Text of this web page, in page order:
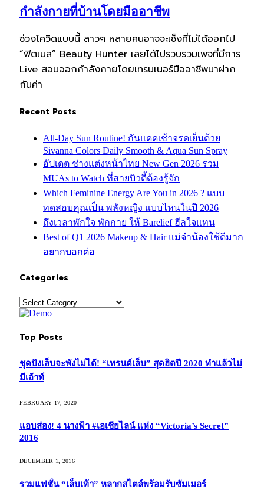
กำลังกายที่บ้านโดยมืออาชีพ
ช่วงโควิดแบบนี้ สาวๆ หลายคนอาจจะเซ็งที่ไม่ได้ออกไป
“ฟิตเนส” Beauty Hunter เลยได้ไปรวบรวมเพจที่มีการ
Live สอนออกกำลังกายโดยเทรนเนอร์มืออาชีพมาฝาก
กันค่า
Recent Posts
All-Day Sun Routine! กันแดดเช้าจรดเย็นด้วย
Sivanna Colors Daily Smooth & Aqua Sun Spray
อัปเดต ช่างแต่งหน้าไทย New Gen 2026 รวม
MUAs to Watch ที่สายบิวตี้ต้องรู้จัก
Which Feminine Energy Are You in 2026 ? แบบ
ทดสอบคุณเป็น พลังหญิง แบบไหนในปี 2026
ถึงเวลาพักใจ พักกาย ให้ Barelief ฮีลใจแทน
Best of Q1 2026 Makeup & Hair แม่จ๋าน้องใช้ดีมาก
อยากบอกต่อ
Categories
Categories
Top Posts
ชุดปังเล็บจะพังไม่ได้! “เทรนด์เล็บ” สุดฮิตปี 2020 ทำแล้วไม่
มีเอ้าท์
FEBRUARY 17, 2020
แอบส่อง! 4 นางฟ้า #เอเชียไลน์ แห่ง “Victoria’s Secret”
2016
DECEMBER 1, 2016
รวมแฟชั่น “เล็บเท้า” หลากสไตล์พร้อมรับซัมเมอร์